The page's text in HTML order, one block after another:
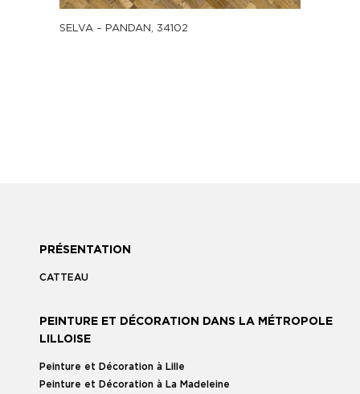
SELVA – PANDAN, 34102
PRÉSENTATION
CATTEAU
PEINTURE ET DÉCORATION DANS LA MÉTROPOLE
LILLOISE
Peinture et Décoration à Lille
Peinture et Décoration à La Madeleine